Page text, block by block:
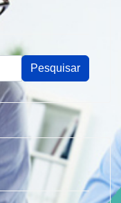
Pesquisar